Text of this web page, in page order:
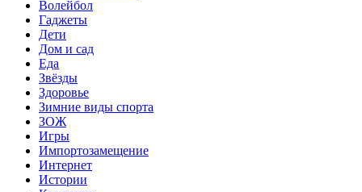
Волейбол
Гаджеты
Дети
Дом и сад
Еда
Звёзды
Здоровье
Зимние виды спорта
ЗОЖ
Игры
Импортозамещение
Интернет
Истории